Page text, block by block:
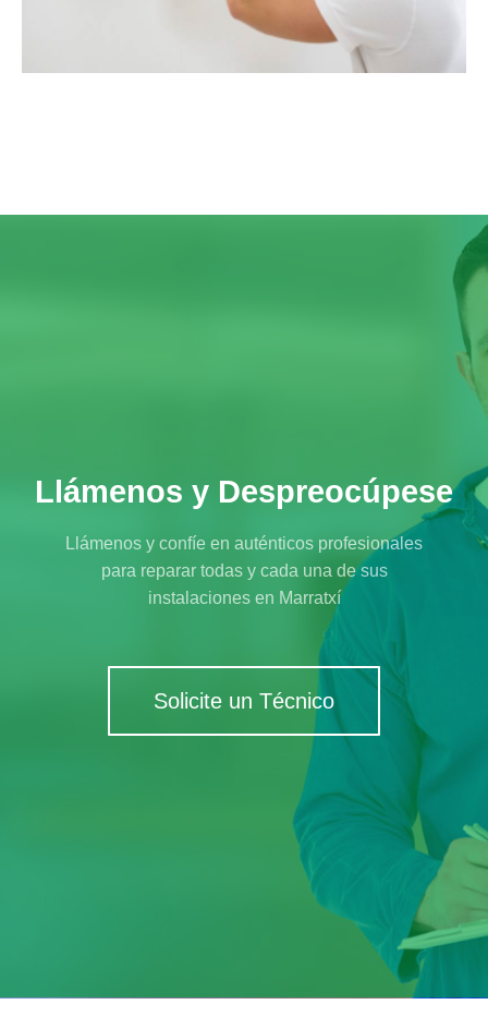
Llámenos y Despreocúpese
Llámenos y confíe en auténticos profesionales
para reparar todas y cada una de sus
instalaciones en Marratxí
Solicite un Técnico